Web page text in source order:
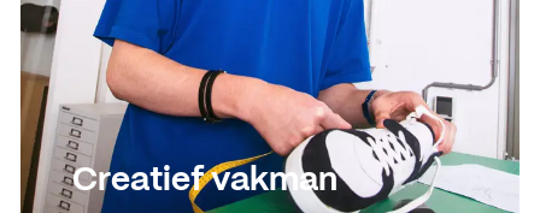
Creatief vakman